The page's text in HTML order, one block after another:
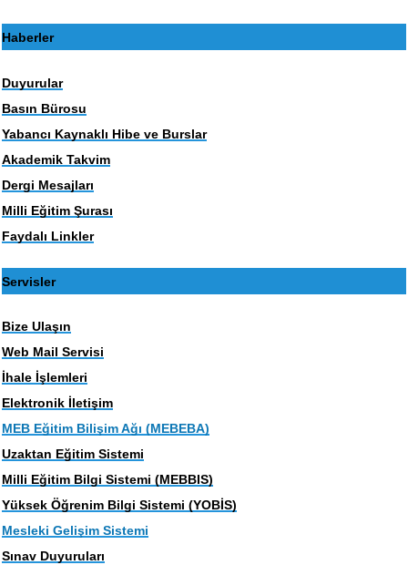
Haberler
Duyurular
Basın Bürosu
Yabancı Kaynaklı Hibe ve Burslar
Akademik Takvim
Dergi Mesajları
Milli Eğitim Şurası
Faydalı Linkler
Servisler
Bize Ulaşın
Web Mail Servisi
İhale İşlemleri
Elektronik İletişim
MEB Eğitim Bilişim Ağı (MEBEBA)
Uzaktan Eğitim Sistemi
Milli Eğitim Bilgi Sistemi (MEBBIS)
Yüksek Öğrenim Bilgi Sistemi (YOBİS)
Mesleki Gelişim Sistemi
Sınav Duyuruları